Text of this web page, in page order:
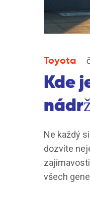
Toyota
Kde
Ne každý
dozvíte
všech